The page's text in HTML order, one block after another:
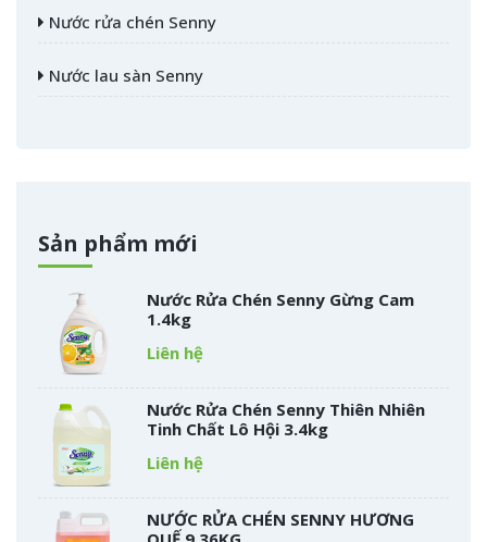
Nước rửa chén Senny
Nước lau sàn Senny
Sản phẩm mới
Nước Rửa Chén Senny Gừng Cam
1.4kg
Liên hệ
Nước Rửa Chén Senny Thiên Nhiên
Tinh Chất Lô Hội 3.4kg
Liên hệ
NƯỚC RỬA CHÉN SENNY HƯƠNG